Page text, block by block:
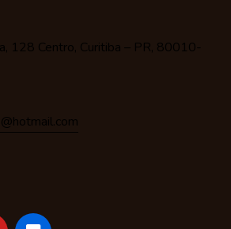
128 Centro, Curitiba – PR, 80010-